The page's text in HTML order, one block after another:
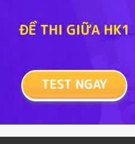
gấp bội!
xấu trên 5 lần sẽ bị khóa tài khoản